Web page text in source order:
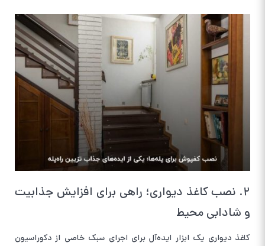
۲. نصب کاغذ دیواری؛ راهی برای افزایش جذابیت
و شادابی محیط
کاغذ دیواری یک ابزار ایده‌آل برای اجرای سبک خاصی از دکوراسیون